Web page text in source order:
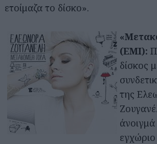
ετοίμαζα το δίσκο».
(ΕΜΙ):
δίσκος
της